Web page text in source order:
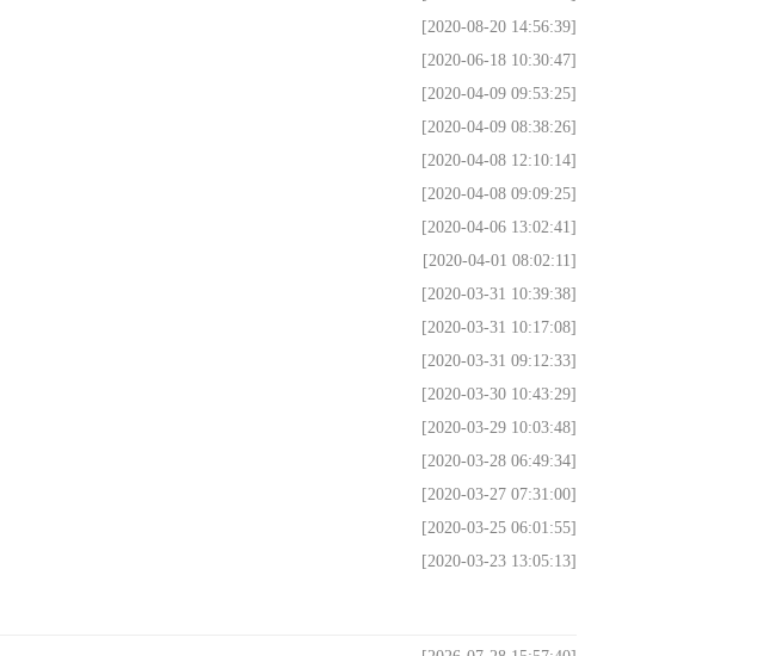
[2020-08-20 14:56:39]
[2020-06-18 10:30:47]
[2020-04-09 09:53:25]
[2020-04-09 08:38:26]
[2020-04-08 12:10:14]
[2020-04-08 09:09:25]
[2020-04-06 13:02:41]
[2020-04-01 08:02:11]
[2020-03-31 10:39:38]
[2020-03-31 10:17:08]
[2020-03-31 09:12:33]
[2020-03-30 10:43:29]
[2020-03-29 10:03:48]
[2020-03-28 06:49:34]
[2020-03-27 07:31:00]
[2020-03-25 06:01:55]
[2020-03-23 13:05:13]